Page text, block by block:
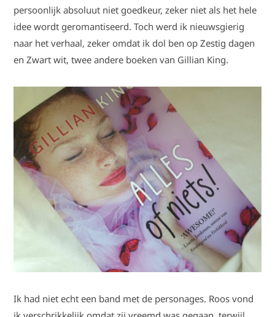
persoonlijk absoluut niet goedkeur, zeker niet als het hele
idee wordt geromantiseerd. Toch werd ik nieuwsgierig
naar het verhaal, zeker omdat ik dol ben op Zestig dagen
en Zwart wit, twee andere boeken van Gillian King.
Ik had niet echt een band met de personages. Roos vond